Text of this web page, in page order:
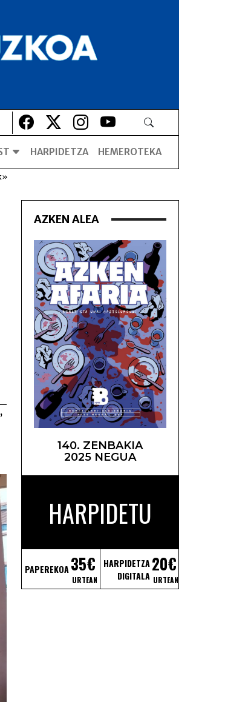
Lehio berrian irekiko da
Lehio berrian irekiko da
Lehio berrian irekiko da
Lehio berrian irekiko da
HARPIDETZA HEMEROTEKA
AZKEN ALEA
140. ZENBAKIA
2025 NEGUA
HARPIDETU
PAPEREKOA35€
URTEAN
HARPIDETZA
DIGITALA
20€
URTEAN